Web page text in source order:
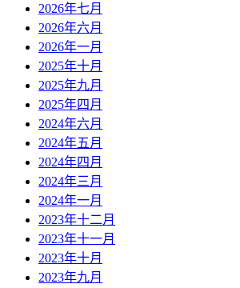
2026年七月
2026年六月
2026年一月
2025年十月
2025年九月
2025年四月
2024年六月
2024年五月
2024年四月
2024年三月
2024年一月
2023年十二月
2023年十一月
2023年十月
2023年九月